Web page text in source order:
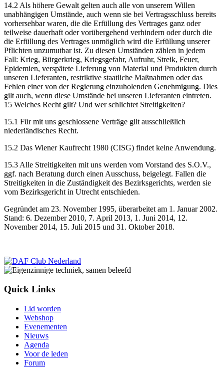
14.2 Als höhere Gewalt gelten auch alle von unserem Willen
unabhängigen Umstände, auch wenn sie bei Vertragsschluss bereits
vorhersehbar waren, die die Erfüllung des Vertrages ganz oder
teilweise dauerhaft oder vorübergehend verhindern oder durch die
die Erfüllung des Vertrages unmöglich wird die Erfüllung unserer
Pflichten unzumutbar ist. Zu diesen Umständen zählen in jedem
Fall: Krieg, Bürgerkrieg, Kriegsgefahr, Aufruhr, Streik, Feuer,
Epidemien, verspätete Lieferung von Material und Produkten durch
unseren Lieferanten, restriktive staatliche Maßnahmen oder das
Fehlen einer von der Regierung einzuholenden Genehmigung. Dies
gilt auch, wenn diese Umstände bei unseren Lieferanten eintreten.
15 Welches Recht gilt? Und wer schlichtet Streitigkeiten?
15.1 Für mit uns geschlossene Verträge gilt ausschließlich
niederländisches Recht.
15.2 Das Wiener Kaufrecht 1980 (CISG) findet keine Anwendung.
15.3 Alle Streitigkeiten mit uns werden vom Vorstand des S.O.V.,
ggf. nach Beratung durch einen Ausschuss, beigelegt. Fallen die
Streitigkeiten in die Zuständigkeit des Bezirksgerichts, werden sie
vom Bezirksgericht in Utrecht entschieden.
Gegründet am 23. November 1995, überarbeitet am 1. Januar 2002.
Stand: 6. Dezember 2010, 7. April 2013, 1. Juni 2014, 12.
November 2014, 15. Juli 2015 und 31. Oktober 2018.
Quick Links
Lid worden
Webshop
Evenementen
Nieuws
Agenda
Voor de leden
Forum